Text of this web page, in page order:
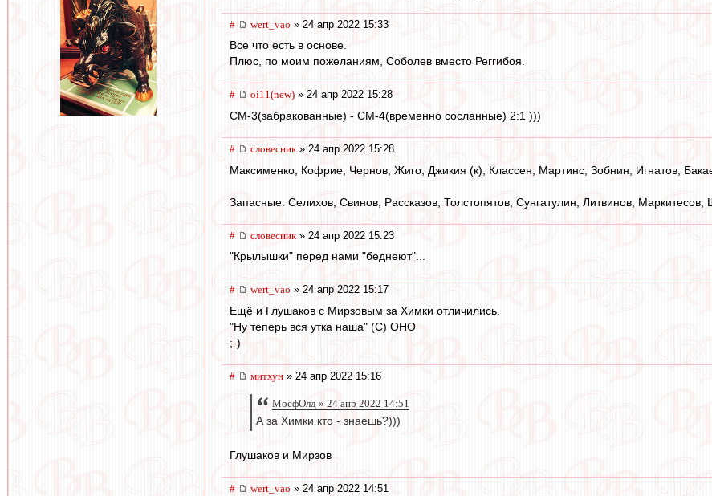
# wert_vao » 24 апр 2022 15:33
Все что есть в основе.
Плюс, по моим пожеланиям, Соболев вместо Реггибоя.
# oi11(new) » 24 апр 2022 15:28
СМ-3(забракованные) - СМ-4(временно сосланные) 2:1 )))
# словесник » 24 апр 2022 15:28
Максименко, Кофрие, Чернов, Жиго, Джикия (к), Классен, Мартинс, Зобнин, Игнатов,
Запасные: Селихов, Свинов, Рассказов, Толстопятов, Сунгатулин, Литвинов,
# словесник » 24 апр 2022 15:23
"Крылышки" перед нами "беднеют"...
# wert_vao » 24 апр 2022 15:17
Ещё и Глушаков с Мирзовым за Химки отличились.
"Ну теперь вся утка наша" (С) ОНО
;-)
# митхун » 24 апр 2022 15:16
МосфОлд » 24 апр 2022 14:51
А за Химки кто - знаешь?)))
Глушаков и Мирзов
# wert_vao » 24 апр 2022 14:51